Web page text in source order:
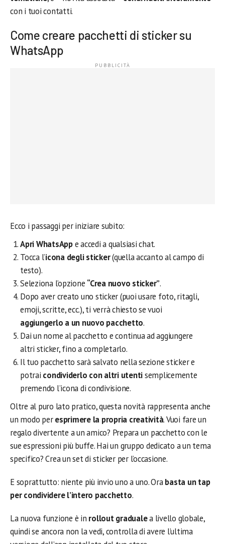
con i tuoi contatti.
Come creare pacchetti di sticker su
WhatsApp
Ecco i passaggi per iniziare subito:
Apri WhatsAppe accedi a qualsiasi chat.
Tocca l’icona degli sticker(quella accanto al campo di
testo).
Seleziona l’opzione “Crea nuovo sticker”.
Dopo aver creato uno sticker (puoi usare foto, ritagli,
emoji, scritte, ecc.), ti verrà chiesto se vuoi
aggiungerlo a un nuovo pacchetto.
Dai un nome al pacchetto e continua ad aggiungere
altri sticker, fino a completarlo.
Il tuo pacchetto sarà salvato nella sezione sticker e
potrai condividerlo con altri utentisemplicemente
premendo l’icona di condivisione.
Oltre al puro lato pratico, questa novità rappresenta anche
un modo peresprimere la propria creatività. Vuoi fare un
regalo divertente a un amico? Prepara un pacchetto con le
sue espressioni più buffe. Hai un gruppo dedicato a un tema
specifico? Crea un set di sticker per l’occasione.
E soprattutto: niente più invio uno a uno. Orabasta un tap
per condividere l’intero pacchetto.
La nuova funzione è in rollout gradualea livello globale,
quindi se ancora non la vedi, controlla di avere l’ultima